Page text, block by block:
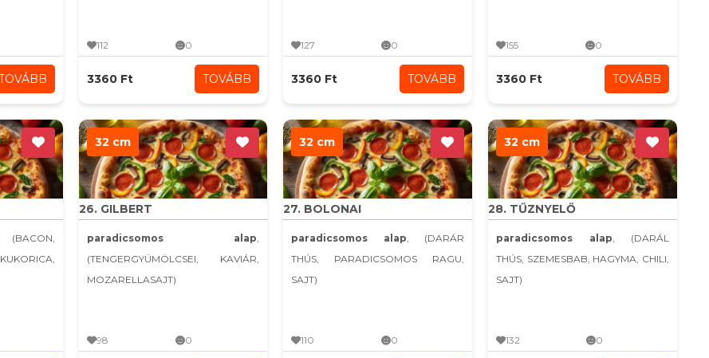
112 0
3360 Ft TOVÁBB
127 0
3360 Ft TOVÁBB
155 0
3360 Ft TOVÁBB
(BACON,
32 cm
26. GILBERT
paradicsomos alap,
(TENGERGYÜMÖLCSEI, KAVIÁR,
MOZARELLASAJT)
98 0
32 cm
27. BOLONAI
paradicsomos alap, (DARÁR
THÚS, PARADICSOMOS RAGU,
SAJT)
110 0
32 cm
28. TŰZNYELŐ
paradicsomos alap, (DARÁL
THÚS, SZEMESBAB, HAGYMA, CHILI,
SAJT)
132 0